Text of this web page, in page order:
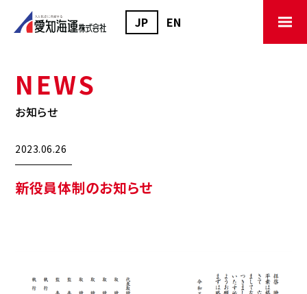
NEWS
お知らせ
2023.06.26
新役員体制のお知らせ
JP EN